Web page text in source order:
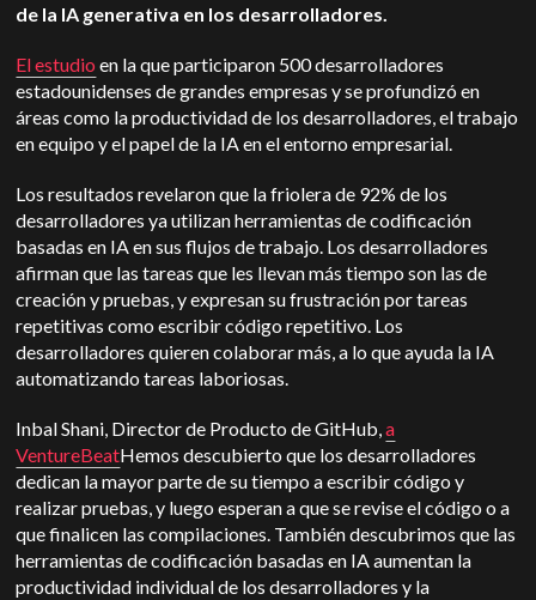
de la IA generativa en los desarrolladores.
El estudio en la que participaron 500 desarrolladores
estadounidenses de grandes empresas y se profundizó en
áreas como la productividad de los desarrolladores, el trabajo
en equipo y el papel de la IA en el entorno empresarial.
Los resultados revelaron que la friolera de 92% de los
desarrolladores ya utilizan herramientas de codificación
basadas en IA en sus flujos de trabajo. Los desarrolladores
afirman que las tareas que les llevan más tiempo son las de
creación y pruebas, y expresan su frustración por tareas
repetitivas como escribir código repetitivo. Los
desarrolladores quieren colaborar más, a lo que ayuda la IA
automatizando tareas laboriosas.
Inbal Shani, Director de Producto de GitHub,a
VentureBeatHemos descubierto que los desarrolladores
dedican la mayor parte de su tiempo a escribir código y
realizar pruebas, y luego esperan a que se revise el código o a
que finalicen las compilaciones. También descubrimos que las
herramientas de codificación basadas en IA aumentan la
productividad individual de los desarrolladores y la